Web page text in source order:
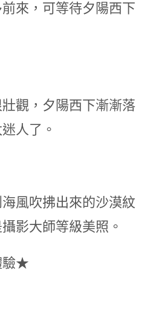
來，可等待夕陽西下
觀，夕陽西下漸漸落
人了。
風吹拂出來的沙漠紋
影大師等級美照。
驗★